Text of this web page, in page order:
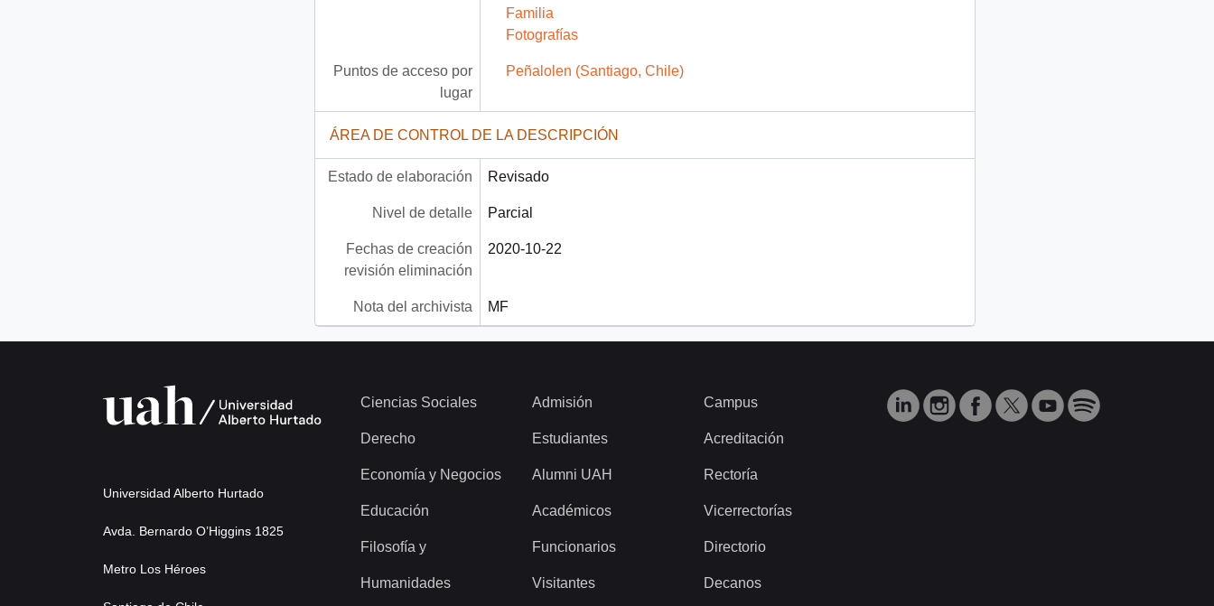
Familia
Fotografías
Puntos de acceso por
lugar
Peñalolen (Santiago, Chile)
ÁREA DE CONTROL DE LA DESCRIPCIÓN
Estado de elaboración Revisado
Nivel de detalle Parcial
Fechas de creación
revisión eliminación
2020-10-22
Nota del archivista MF
Universidad Alberto Hurtado
Avda. Bernardo O’Higgins 1825
Metro Los Héroes
Ciencias Sociales
Derecho
Economía y Negocios
Educación
Filosofía y
Humanidades
Admisión
Estudiantes
Alumni UAH
Académicos
Funcionarios
Visitantes
Campus
Acreditación
Rectoría
Vicerrectorías
Directorio
Decanos